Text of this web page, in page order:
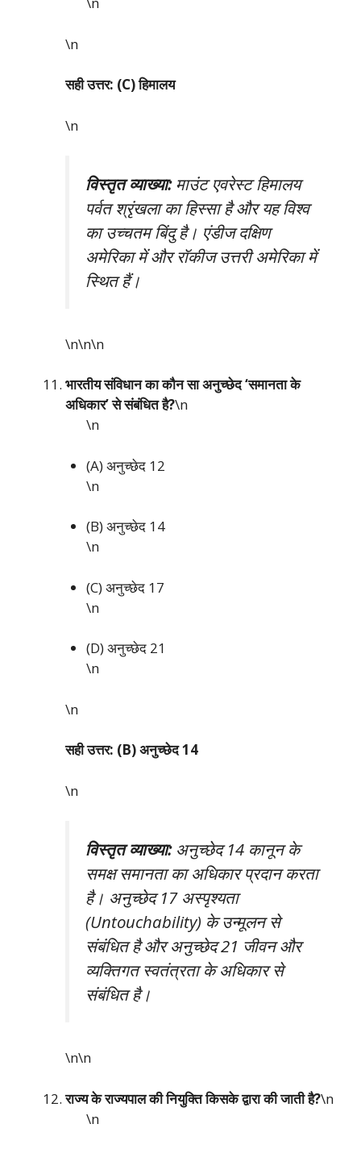
\n
सही उत्तर: (C) हिमालय
\n
विस्तृत व्याख्या:माउंट एवरेस्ट हिमालय
पर्वत श्रृंखला का हिस्सा है और यह विश्व
का उच्चतम बिंदु है। एंडीज दक्षिण
अमेरिका में और रॉकीज उत्तरी अमेरिका में
स्थित हैं।
\n\n\n
भारतीय संविधान का कौन सा अनुच्छेद ‘समानता के
अधिकार’ से संबंधित है?\n
\n
(A) अनुच्छेद 12
\n
(B) अनुच्छेद 14
\n
(C) अनुच्छेद 17
\n
(D) अनुच्छेद 21
\n
\n
सही उत्तर: (B) अनुच्छेद 14
\n
विस्तृत व्याख्या:अनुच्छेद 14 कानून के
समक्ष समानता का अधिकार प्रदान करता
है। अनुच्छेद 17 अस्पृश्यता
(Untouchability) के उन्मूलन से
संबंधित है और अनुच्छेद 21 जीवन और
व्यक्तिगत स्वतंत्रता के अधिकार से
संबंधित है।
\n\n
राज्य के राज्यपाल की नियुक्ति किसके द्वारा की जाती है?\n
\n